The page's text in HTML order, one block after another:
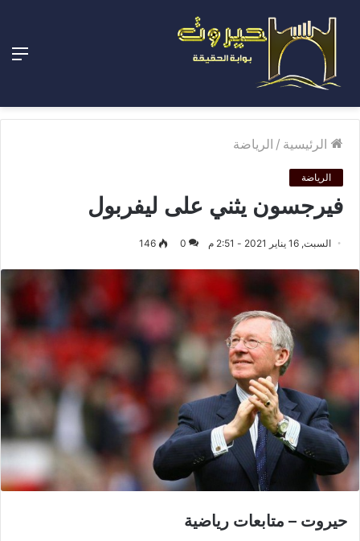
الرئيسية / الرياضة
الرياضة
فيرجسون يثني على ليفربول
السبت, 16 يناير 2021 - 2:51 م 0
146
حيروت – متابعات رياضية